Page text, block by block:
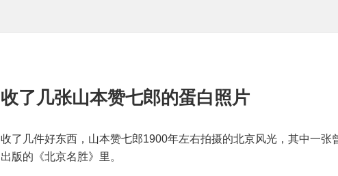
收了几张山本赞七郎的蛋白照片
收了几件好东西，山本赞七郎1900年左右拍摄的北京风光，其中一张
出版的《北京名胜》里。